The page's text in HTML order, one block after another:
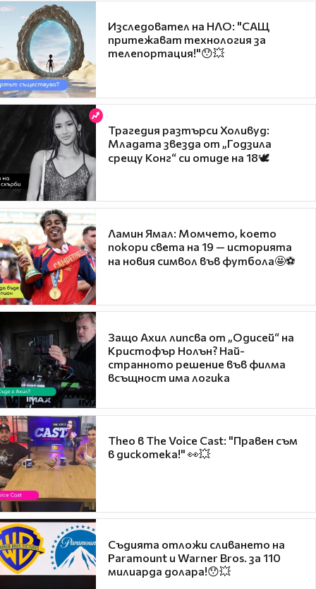
Изследовател на НЛО: "САЩ
притежават технология за
телепортация!"😯💥
Трагедия разтърси Холивуд:
Младата звезда от „Годзила
срещу Конг“ си отиде на 18🕊️
Ламин Ямал: Момчето, което
покори света на 19 — историята
на новия символ във футбола🤩⚽
Защо Ахил липсва от „Одисей“ на
Кристофър Нолън? Най-
странното решение във филма
всъщност има логика
Theo в The Voice Cast: "Правен съм
в дискотека!" 👀💥
Съдията отложи сливането на
Paramount и Warner Bros. за 110
милиарда долара!😯💥